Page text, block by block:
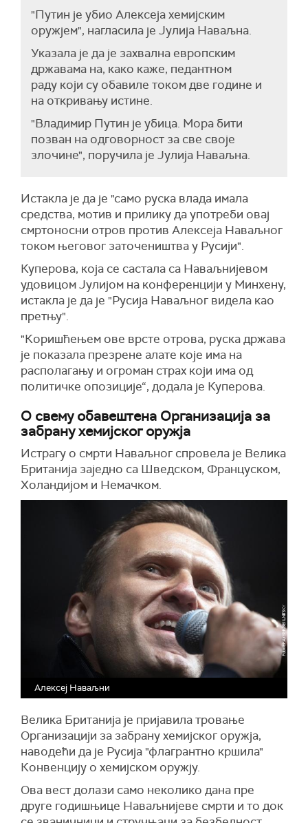
"Путин је убио Алексеја хемијским
оружјем", нагласила је Јулија Наваљна.
Указала је да је захвална европским
државама на, како каже, педантном
раду који су обавиле током две године и
на откривању истине.
"Владимир Путин је убица. Мора бити
позван на одговорност за све своје
злочине", поручила је Јулија Наваљна.
Истакла је да је "само руска влада имала
средства, мотив и прилику да употреби овај
смртоносни отров против Алексеја Наваљног
током његовог заточеништва у Русији".
Куперова, која се састала са Наваљнијевом
удовицом Јулијом на конференцији у Минхену,
истакла је да је "Русија Наваљног видела као
претњу".
"Коришћењем ове врсте отрова, руска држава
је показала презрене алате које има на
располагању и огроман страх који има од
политичке опозиције“, додала је Куперова.
О свему обавештена Организација за
забрану хемијског оружја
Истрагу о смрти Наваљног спровела је Велика
Британија заједно са Шведском, Француском,
Холандијом и Немачком.
Алексеј Наваљни
Велика Британија је пријавила тровање
Организацији за забрану хемијског оружја,
наводећи да је Русија "флагрантно кршила"
Конвенцију о хемијском оружју.
Ова вест долази само неколико дана пре
друге годишњице Наваљнијеве смрти и то док